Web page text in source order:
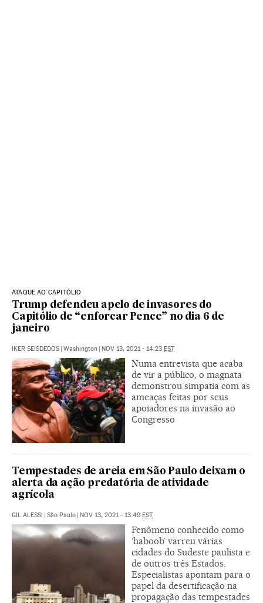
ATAQUE AO CAPITÓLIO
Trump defendeu apelo de invasores do
Capitólio de “enforcar Pence” no dia 6 de
janeiro
IKER SEISDEDOS | Washington | NOV 13, 2021 - 14:23 EST
Numa entrevista que acaba
de vir a público, o magnata
demonstrou simpatia com as
ameaças feitas por seus
apoiadores na invasão ao
Congresso
Tempestades de areia em São Paulo deixam o
alerta da ação predatória de atividade
agrícola
GIL ALESSI | São Paulo | NOV 13, 2021 - 13:49 EST
Fenômeno conhecido como
‘haboob’ varreu várias
cidades do Sudeste paulista e
de outros três Estados.
Especialistas apontam para o
papel da desertificação na
propagação das tempestades